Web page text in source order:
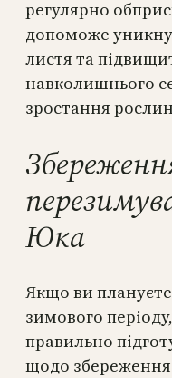
регулярно
допоможе
листя та
навколишнього
зростання
Юка
Якщо ви
зимового
правильно
щодо